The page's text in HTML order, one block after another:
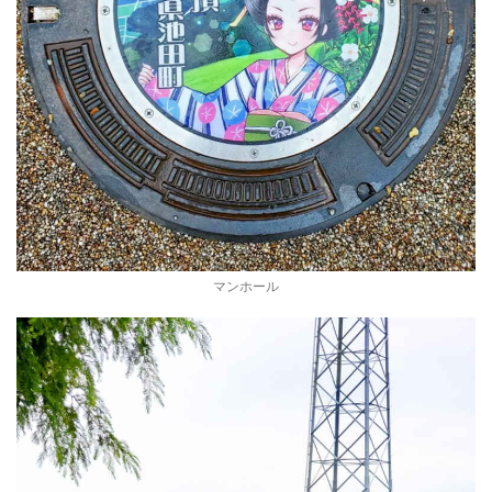
マンホール